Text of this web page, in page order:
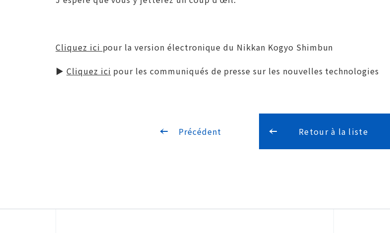
Cliquez ici pour la version électronique du Nikkan Kogyo Shimbun
▶ Cliquez ici pour les communiqués de presse sur les nouvelles technologies
Précédent Retour à la liste